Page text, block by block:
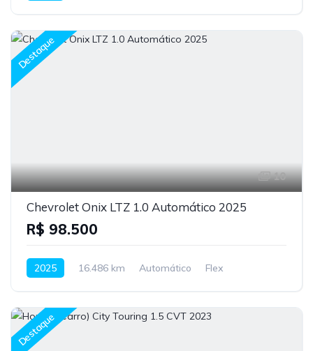
Destaque
10
Chevrolet Onix LTZ 1.0 Automático 2025
R$ 98.500
2025 16.486 km Automático Flex
Destaque